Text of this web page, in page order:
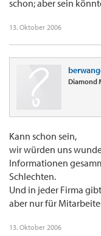
schon; aber sein
13. Oktober 2006
Diamond
Kann schon sein,
wir würden uns
Informationen
Schlechten.
Und in jeder Firma
aber nur für
13. Oktober 2006